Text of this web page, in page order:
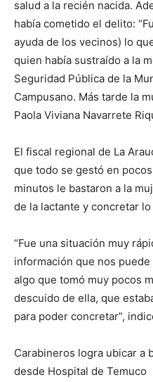
salud a la recién nacida.
había cometido el delito:
ayuda de los vecinos) lo
quien había sustraído a la
Seguridad Pública de la
Campusano. Más tarde la
Paola Viviana Navarrete
El fiscal regional de La
que todo se gestó en
minutos le bastaron a la
de la lactante y concretar
“Fue una situación muy
información que nos
algo que tomó muy pocos
descuido de ella, que
para poder concretar”,
Carabineros logra ubicar a
desde Hospital de Temuco